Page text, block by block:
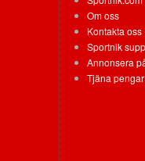
Om oss
Kontakta oss
Sportnik
Annonsera
Tjäna pengar